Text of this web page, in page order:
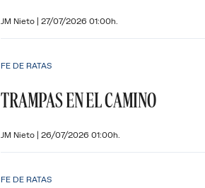
JM Nieto | 27/07/2026 01:00h.
FE DE RATAS
TRAMPAS EN EL CAMINO
JM Nieto | 26/07/2026 01:00h.
FE DE RATAS